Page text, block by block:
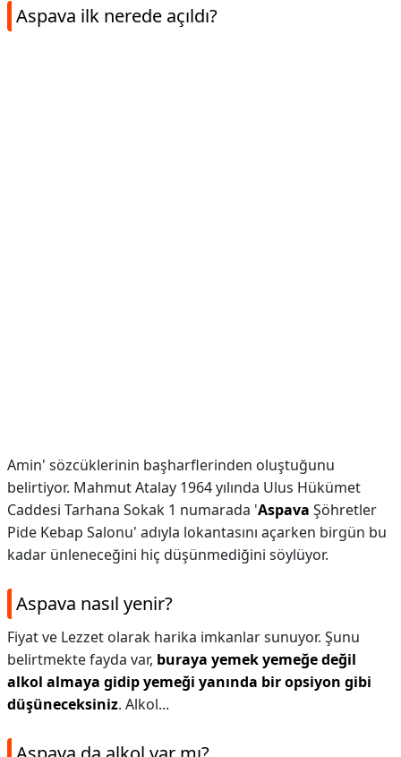
Aspava ilk nerede açıldı?
Amin' sözcüklerinin başharflerinden oluştuğunu
belirtiyor. Mahmut Atalay 1964 yılında Ulus Hükümet
Caddesi Tarhana Sokak 1 numarada 'Aspava Şöhretler
Pide Kebap Salonu' adıyla lokantasını açarken birgün bu
kadar ünleneceğini hiç düşünmediğini söylüyor.
Aspava nasıl yenir?
Fiyat ve Lezzet olarak harika imkanlar sunuyor. Şunu
belirtmekte fayda var, buraya yemek yemeğe değil
alkol almaya gidip yemeği yanında bir opsiyon gibi
düşüneceksiniz. Alkol...